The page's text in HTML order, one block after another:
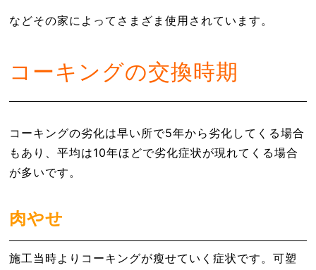
などその家によってさまざま使用されています。
コーキングの交換時期
コーキングの劣化は早い所で5年から劣化してくる場合
もあり、平均は10年ほどで劣化症状が現れてくる場合
が多いです。
肉やせ
施工当時よりコーキングが瘦せていく症状です。可塑